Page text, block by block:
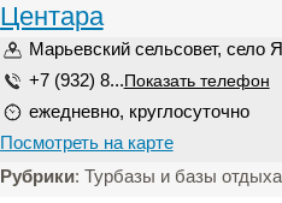
Центара
Марьевский сельсовет, село
+7 (932) 8... Показать телефон
ежедневно, круглосуточно
Посмотреть на карте
Рубрики: Турбазы и базы отдыха